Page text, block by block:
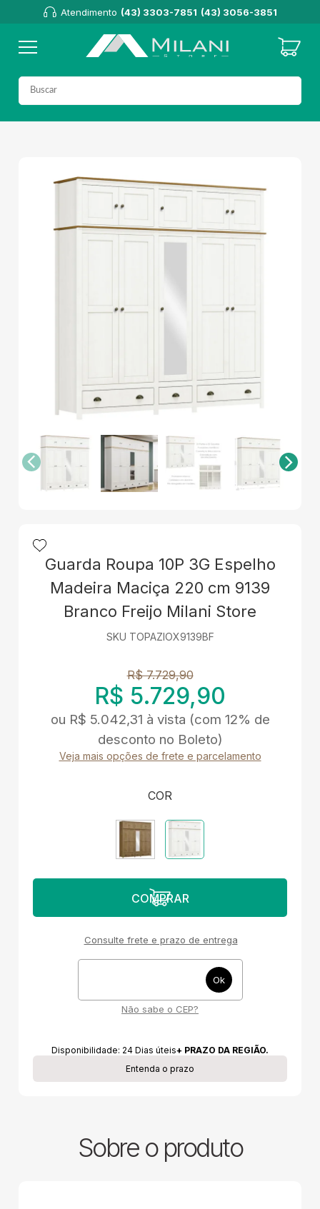
Atendimento (43) 3303-7851 (43) 3056-3851
Guarda Roupa 10P 3G Espelho
Madeira Maciça 220 cm 9139
Branco Freijo Milani Store
SKU TOPAZIOX9139BF
R$ 7.729,90
R$ 5.729,90
ou R$ 5.042,31 à vista (com 12% de
desconto no Boleto)
Veja mais opções de frete e parcelamento
COR
Consulte frete e prazo de entrega
Não sabe o CEP?
Disponibilidade: 24 Dias úteis+ PRAZO DA REGIÃO.
Entenda o prazo
Sobre o produto